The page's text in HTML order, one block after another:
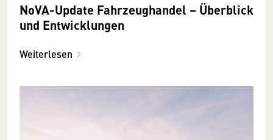
NoVA-Update Fahrzeughandel – Überblick
und Entwicklungen
Weiterlesen